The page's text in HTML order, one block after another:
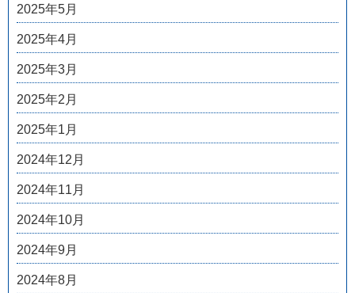
2025年5月
2025年4月
2025年3月
2025年2月
2025年1月
2024年12月
2024年11月
2024年10月
2024年9月
2024年8月